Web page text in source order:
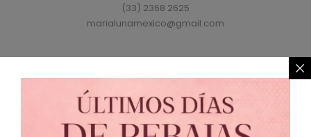
(33) 2368 2625
marialunamexico@gmail.com